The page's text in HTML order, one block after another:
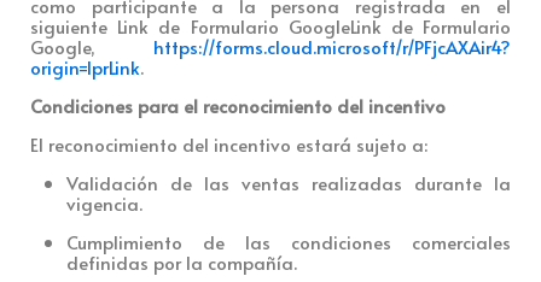
como participante a la persona registrada en el
siguiente Link de Formulario GoogleLink de Formulario
Google, https://forms.cloud.microsoft/r/PFjcAXAir4?
origin=lprLink.
Condiciones para el reconocimiento del incentivo
El reconocimiento del incentivo estará sujeto a:
Validación de las ventas realizadas durante la
vigencia.
Cumplimiento de las condiciones comerciales
definidas por la compañía.